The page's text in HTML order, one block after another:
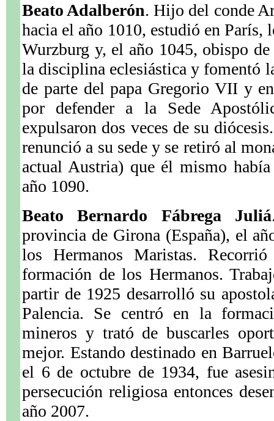
Beato Adalberón. Hijo del conde
hacia el año 1010, estudió en París,
Wurzburg y, el año 1045, obispo de
la disciplina eclesiástica y fomentó
de parte del papa Gregorio VII y
por defender a la Sede
expulsaron dos veces de su
renunció a su sede y se retiró al
actual Austria) que él mismo
año 1090.
Beato Bernardo Fábrega Juliá
provincia de Girona (España), el
los Hermanos Maristas.
formación de los Hermanos.
partir de 1925 desarrolló su
Palencia. Se centró en la
mineros y trató de buscarles
mejor. Estando destinado en
el 6 de octubre de 1934, fue
persecución religiosa entonces
año 2007.